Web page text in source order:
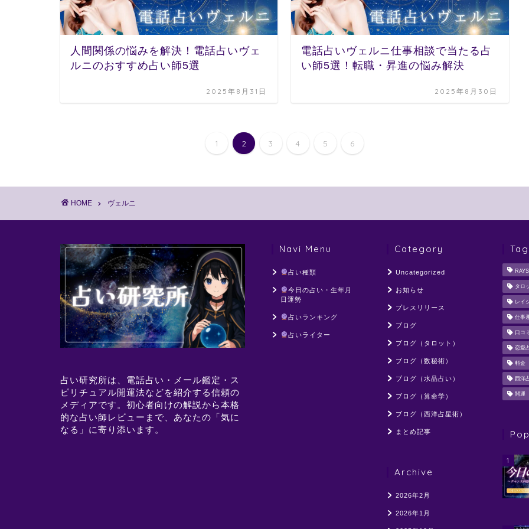
人間関係の悩みを解決！電話占いヴェ
ルニのおすすめ占い師5選
2025年8月31日
電話占いヴェルニ仕事相談で当たる占
い師5選！転職・昇進の悩み解決
2025年8月30日
1 2 3 4 5 6
HOME ヴェルニ
占い研究所は、電話占い・メール鑑定・ス
ピリチュアル開運法などを紹介する信頼の
メディアです。初心者向けの解説から本格
的な占い師レビューまで、あなたの「気に
なる」に寄り添います。
Navi Menu
占い種類
今日の占い・生年月
日運勢
占いランキング
占いライター
Category
Uncategorized
お知らせ
プレスリリース
ブログ
ブログ（タロット）
ブログ（数秘術）
ブログ（水晶占い）
ブログ（算命学）
ブログ（西洋占星術）
まとめ記事
Archive
2026年2月
2026年1月
タロ
レイ
仕事
口コ
恋愛
料金
西洋
開運
1